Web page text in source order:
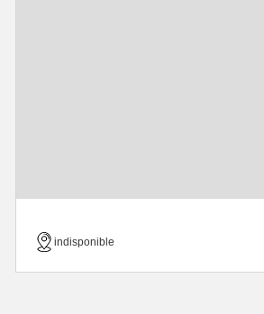
indisponible